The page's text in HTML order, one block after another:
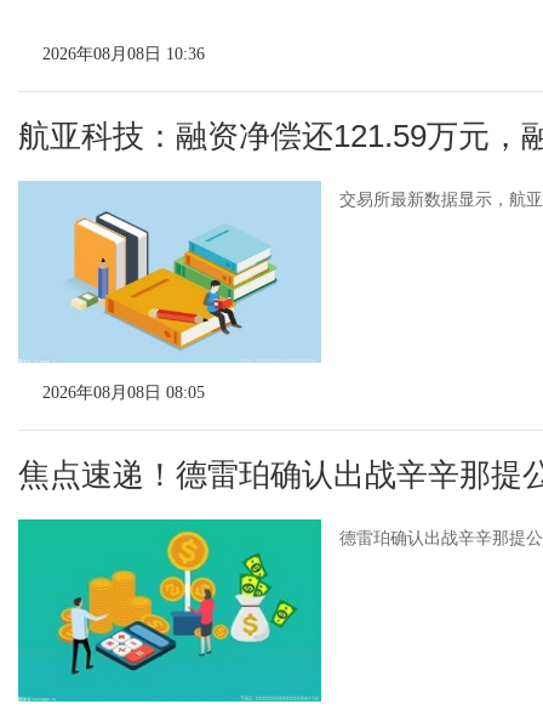
2026年08月08日 10:36
航亚科技：融资净偿还121.59万元，
交易所最新数据显示，航
2026年08月08日 08:05
焦点速递！德雷珀确认出战辛辛那提
德雷珀确认出战辛辛那提